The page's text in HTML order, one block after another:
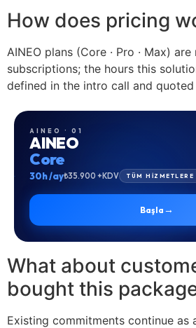
How does pricing
AINEO plans (Core · Pro · Max)
subscriptions; the hours this
defined in the intro call and
AINEO · 01
AINEO
Core
30h /ay₺35.900 +KDV TÜM HİZMETLERE
Başla →
What about
bought this
Existing commitments continue as